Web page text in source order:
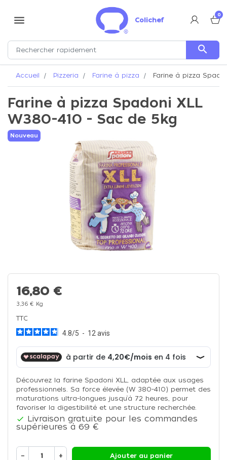
menu Colichef
0
search
Accueil Pizzeria Farine à pizza Farine à pizza
Farine à pizza Spadoni XLL
W380-410 - Sac de 5kg
Nouveau
16,80 €
3,36 € Kg
TTC
4.8/5 - 12 avis
Découvrez la farine Spadoni XLL, adaptée aux usages
professionnels. Sa force élevée (W 380-410) permet des
maturations ultra-longues jusqu’à 72 heures, pour
favoriser la digestibilité et une structure recherchée.
 Livraison gratuite pour les commandes
supérieures à 69 €
− + Ajouter au panier